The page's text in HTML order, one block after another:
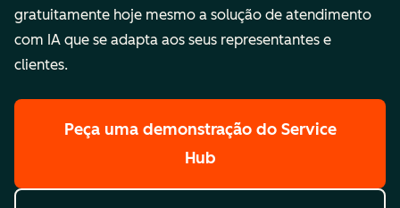
gratuitamente hoje mesmo a solução de atendimento
com IA que se adapta aos seus representantes e
clientes.
Peça uma demonstração do Service
Hub